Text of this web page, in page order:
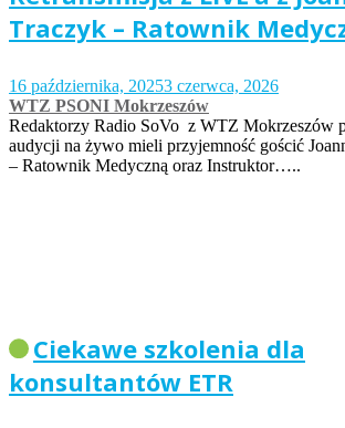
Traczyk – Ratownik
16 października, 20253 czerwca, 2026
WTZ PSONI Mokrzeszów
Redaktorzy Radio SoVo z WTZ Mokrzeszów
audycji na żywo mieli przyjemność gościć
– Ratownik Medyczną oraz Instruktor…..
Ciekawe szkolenia dla
konsultantów ETR